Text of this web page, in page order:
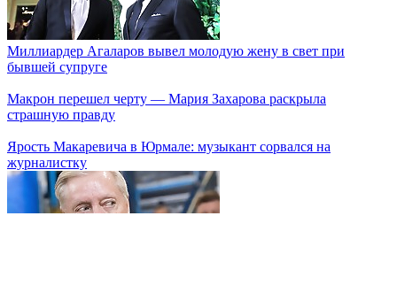
Миллиардер Агаларов вывел молодую жену в свет при
бывшей супруге
Макрон перешел черту — Мария Захарова раскрыла
страшную правду
Ярость Макаревича в Юрмале: музыкант сорвался на
журналистку